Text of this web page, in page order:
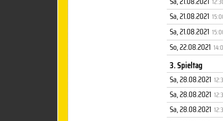
Sa, 21.08.2021
Sa, 21.08.2021
So, 22.08.2021
3. Spieltag
Sa, 28.08.2021
Sa, 28.08.2021
Sa, 28.08.2021